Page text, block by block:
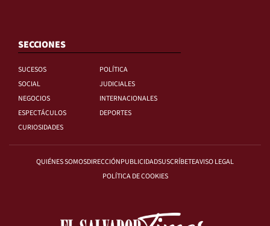
SECCIONES
SUCESOS
POLÍTICA
SOCIAL
JUDICIALES
NEGOCIOS
INTERNACIONALES
ESPECTÁCULOS
DEPORTES
CURIOSIDADES
QUIÉNES SOMOSDIRECCIÓNPUBLICIDADSUSCRÍBETEAVISO LEGAL
POLÍTICA DE COOKIES